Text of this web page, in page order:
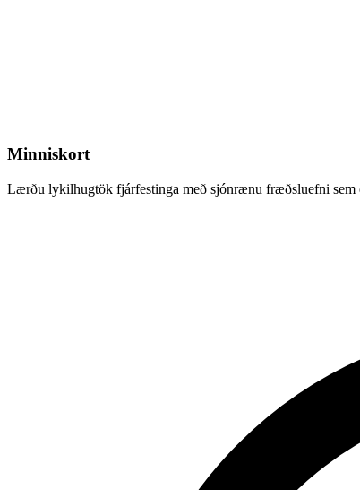
Minniskort
Lærðu lykilhugtök fjárfestinga með sjónrænu fræðsluefni sem